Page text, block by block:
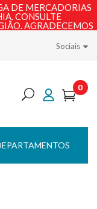
DE MERCADORIAS
CONSULTE
AGRADECEMOS
Sociais
0